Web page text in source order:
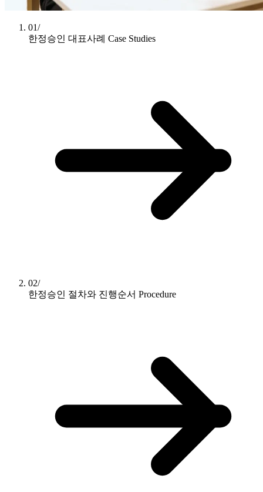
01/
한정승인 대표사례 Case Studies
02/
한정승인 절차와 진행순서 Procedure